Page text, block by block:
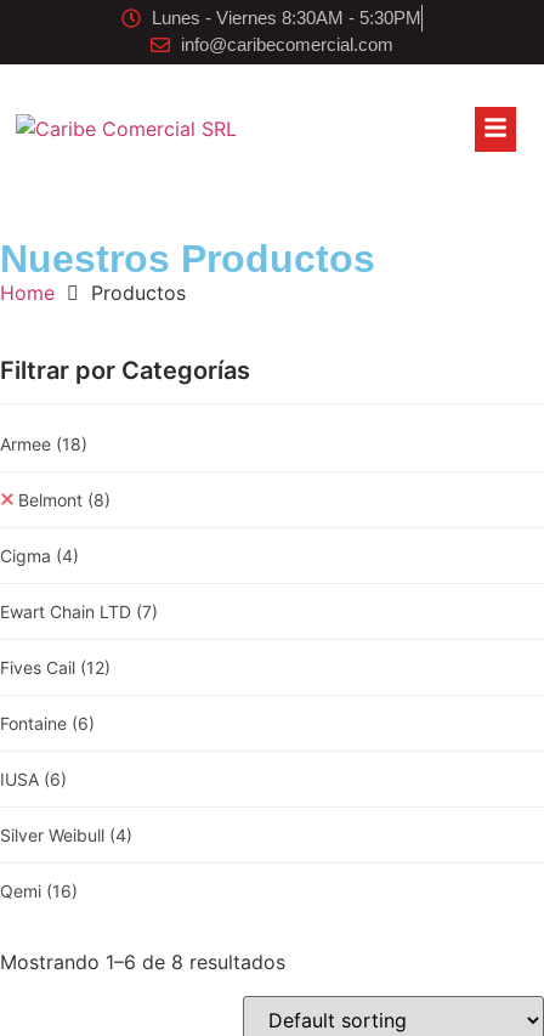
Lunes - Viernes 8:30AM - 5:30PM
info@caribecomercial.com
Nuestros Productos
Home Productos
Filtrar por Categorías
Armee (18)
Belmont (8)
Cigma (4)
Ewart Chain LTD (7)
Fives Cail (12)
Fontaine (6)
IUSA (6)
Silver Weibull (4)
Qemi (16)
Mostrando 1–6 de 8 resultados